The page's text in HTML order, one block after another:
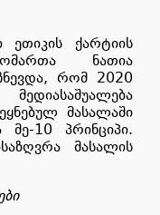
ეთიკის ქარტიის
ნათია
რომ 2020
მასალაში
10 პრინციპი.
მასალის